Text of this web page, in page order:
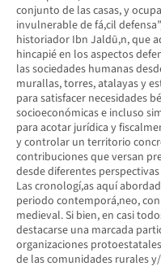
conjunto de las casas, y
invulnerable de fá,cil
historiador Ibn Jaldū,n, que
hincapié en los aspectos
las sociedades humanas
murallas, torres, atalayas y
para satisfacer necesidades
socioeconómicas e incluso
para acotar jurídica y
y controlar un territorio
contribuciones que versan
desde diferentes
Las cronologí,as aquí
periodo contemporá,neo,
medieval. Si bien, en casi
destacarse una marcada
organizaciones
de las comunidades rurales